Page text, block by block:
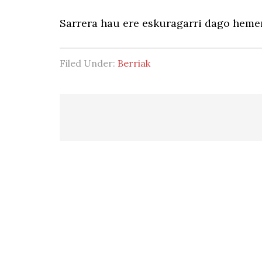
Sarrera hau ere eskuragarri dago
Filed Under: Berriak